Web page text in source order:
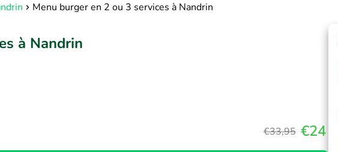
Menu burger en 2 ou 3 services à Nandrin
à Nandrin
€33,95 €24